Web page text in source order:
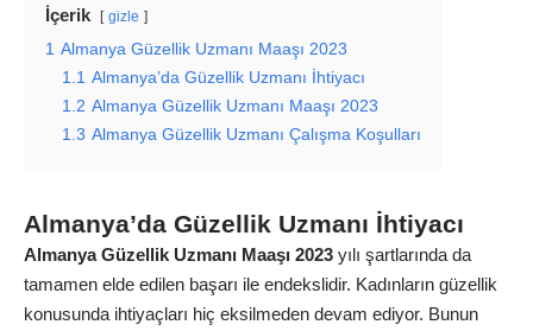
İçerik gizle
1 Almanya Güzellik Uzmanı Maaşı 2023
1.1 Almanya’da Güzellik Uzmanı İhtiyacı
1.2 Almanya Güzellik Uzmanı Maaşı 2023
1.3 Almanya Güzellik Uzmanı Çalışma Koşulları
Almanya’da Güzellik Uzmanı İhtiyacı
Almanya Güzellik Uzmanı Maaşı 2023 yılı şartlarında da
tamamen elde edilen başarı ile endekslidir. Kadınların güzellik
konusunda ihtiyaçları hiç eksilmeden devam ediyor. Bunun